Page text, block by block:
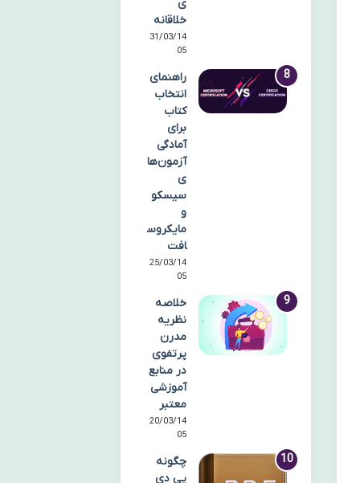
ی
خلاقانه
31/03/14
05
راهنمای
انتخاب
کتاب
برای
آمادگی
آزمون‌ها
ی
سیسکو
و
مایکروس
افت
25/03/14
05
خلاصه
نظریه
مدرن
پرتفوی
در منابع
آموزشی
معتبر
20/03/14
05
چگونه
پی دی